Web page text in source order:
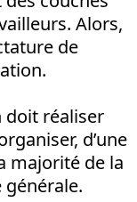
Alors,
de
doit réaliser
d’une
majorité de la
générale.